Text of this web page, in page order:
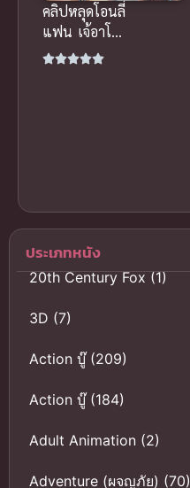
คลิปหลุดโอนลี่
แฟน เจ้อาโฮลิ
หุ่นอวบผมทอง
ประเภทหนัง
20th Century Fox(1)
3D (7)
Action บู๊(209)
Action บู๊(184)
Adult Animation (2)
Adventure (ผจญภัย) (70)